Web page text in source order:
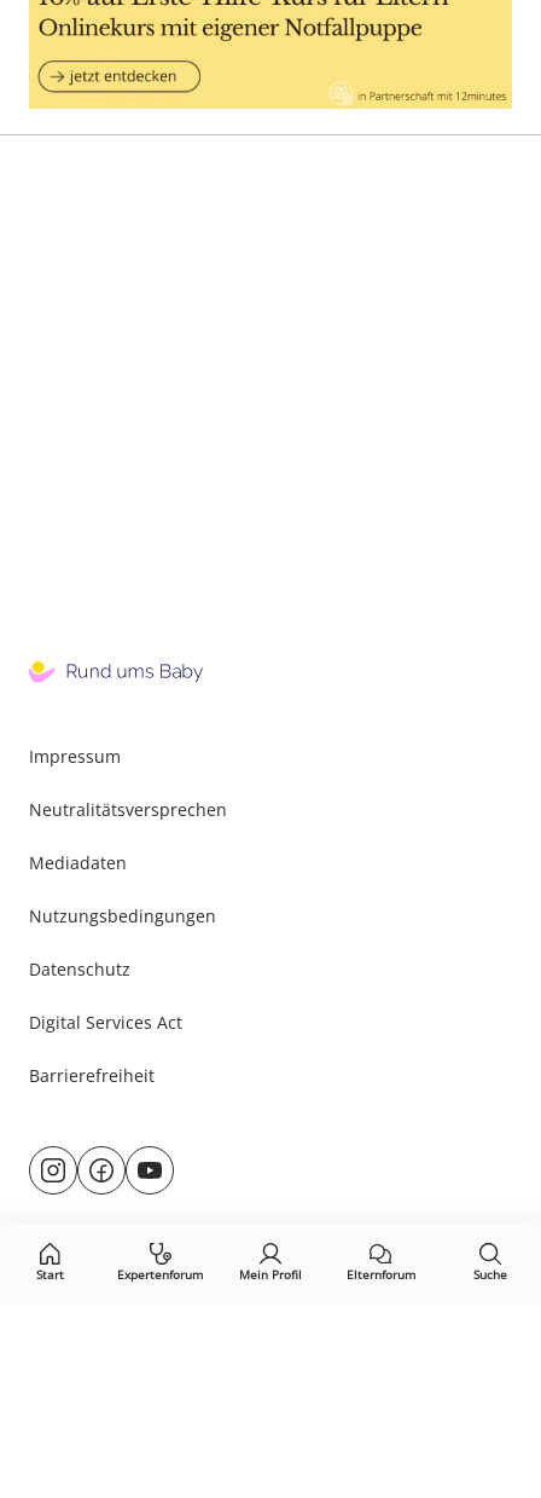
Start Expertenforum Mein Profil Elternforum Suche
Impressum
Neutralitätsversprechen
Mediadaten
Nutzungsbedingungen
Datenschutz
Digital Services Act
Barrierefreiheit
Besuche
uns@rund.ums.baby
facebook.com/rundumsbaby.de
youtube.com/@rundumsbaby_